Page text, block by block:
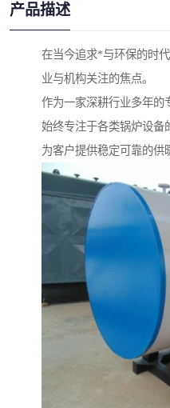
产品描述
在当今追求*与环保的时
业与机构关注的焦点。
作为一家深耕行业多年的
始终专注于各类锅炉设备
为客户提供稳定可靠的供